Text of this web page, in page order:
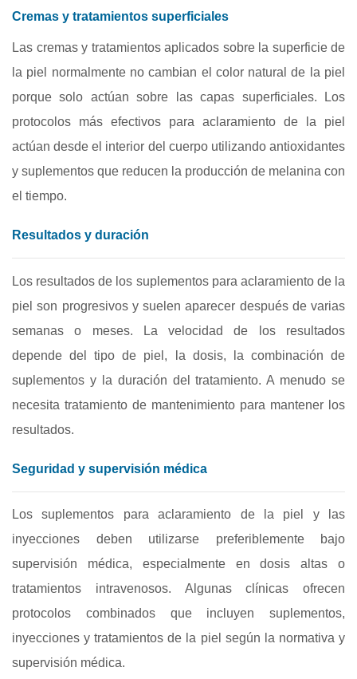
Cremas y tratamientos superficiales
Las cremas y tratamientos aplicados sobre la superficie de
la piel normalmente no cambian el color natural de la piel
porque solo actúan sobre las capas superficiales. Los
protocolos más efectivos para aclaramiento de la piel
actúan desde el interior del cuerpo utilizando antioxidantes
y suplementos que reducen la producción de melanina con
el tiempo.
Resultados y duración
Los resultados de los suplementos para aclaramiento de la
piel son progresivos y suelen aparecer después de varias
semanas o meses. La velocidad de los resultados
depende del tipo de piel, la dosis, la combinación de
suplementos y la duración del tratamiento. A menudo se
necesita tratamiento de mantenimiento para mantener los
resultados.
Seguridad y supervisión médica
Los suplementos para aclaramiento de la piel y las
inyecciones deben utilizarse preferiblemente bajo
supervisión médica, especialmente en dosis altas o
tratamientos intravenosos. Algunas clínicas ofrecen
protocolos combinados que incluyen suplementos,
inyecciones y tratamientos de la piel según la normativa y
supervisión médica.